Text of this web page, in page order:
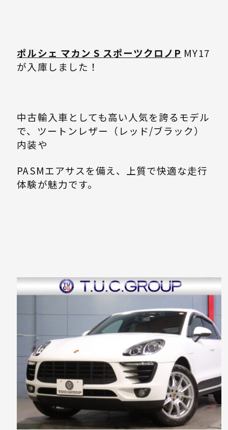
ポルシェ マカン S スポーツクロノP MY17
が入庫しました！
中古輸入車としても高い人気を誇るモデル
で、ツートンレザー（レッド/ブラック）
内装や
PASMエアサスを備え、上質で快適な走行
体験が魅力です。